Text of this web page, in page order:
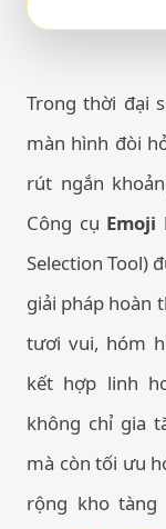
Trong thời đại
màn hình đòi
rút ngắn
Công cụ Emoji
Selection Tool)
giải pháp hoàn
tươi vui, hóm
kết hợp linh
không chỉ gia
mà còn tối ưu
rộng kho tàng